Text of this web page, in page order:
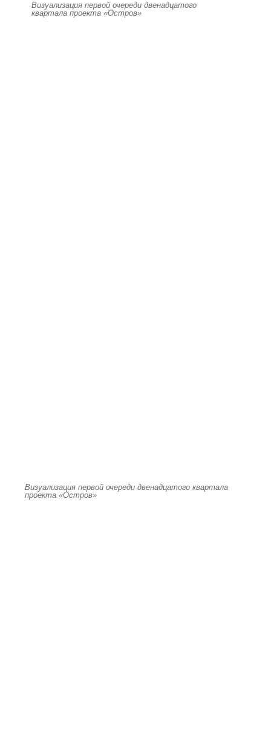
Визуализация первой очереди двенадцатого
квартала проекта «Остров»
Визуализация первой очереди двенадцатого квартала
проекта «Остров»